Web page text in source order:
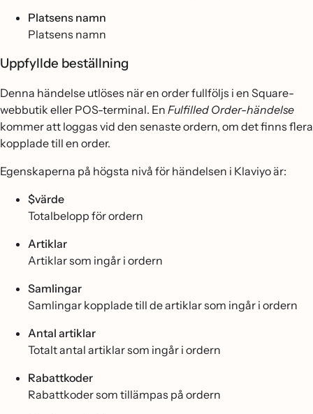
Platsens namn
Platsens namn
Uppfyllde beställning
Denna händelse utlöses när en order fullföljs i en Square-
webbutik eller POS-terminal. En Fulfilled Order-händelse
kommer att loggas vid den senaste ordern, om det finns flera
kopplade till en order.
Egenskaperna på högsta nivå för händelsen i Klaviyo är:
$värde
Totalbelopp för ordern
Artiklar
Artiklar som ingår i ordern
Samlingar
Samlingar kopplade till de artiklar som ingår i ordern
Antal artiklar
Totalt antal artiklar som ingår i ordern
Rabattkoder
Rabattkoder som tillämpas på ordern